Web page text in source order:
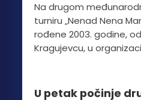
Na drugom
turniru „Nenad Nena
rođene 2003. godine,
Kragujevcu, u
U petak počinje